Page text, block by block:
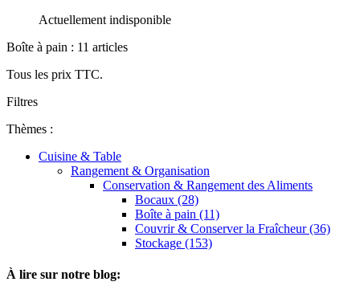
Actuellement indisponible
Boîte à pain : 11 articles
Tous les prix TTC.
Filtres
Thèmes :
Cuisine & Table
Rangement & Organisation
Conservation & Rangement des Aliments
Bocaux (28)
Boîte à pain (11)
Couvrir & Conserver la Fraîcheur (36)
Stockage (153)
À lire sur notre blog: